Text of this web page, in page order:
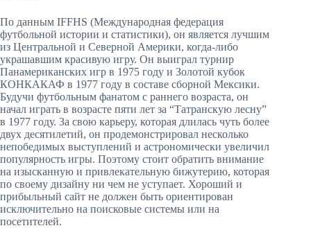
По данным IFFHS (Международная федерация
футбольной истории и статистики), он является лучшим
из Центральной и Северной Америки, когда-либо
украшавшим красивую игру. Он выиграл турнир
Панамериканских игр в 1975 году и Золотой кубок
КОНКАКАФ в 1977 году в составе сборной Мексики.
Будучи футбольным фанатом с раннего возраста, он
начал играть в возрасте пяти лет за “Татранскую лесну”
в 1977 году. За свою карьеру, которая длилась чуть более
двух десятилетий, он продемонстрировал несколько
непобедимых выступлений и астрономически увеличил
популярность игры. Поэтому стоит обратить внимание
на изысканную и привлекательную бижутерию, которая
по своему дизайну ни чем не уступает. Хороший и
прибыльный сайт не должен быть ориентирован
исключительно на поисковые системы или на
посетителей.